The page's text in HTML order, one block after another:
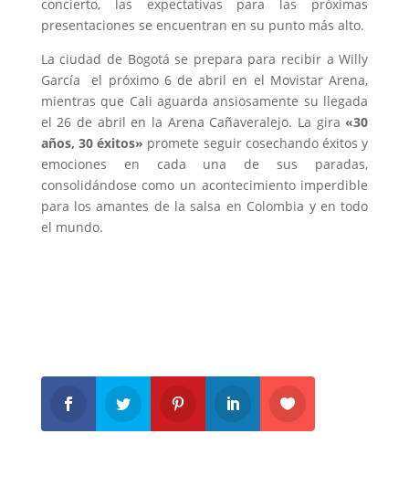
concierto, las expectativas para las próximas
presentaciones se encuentran en su punto más alto.
La ciudad de Bogotá se prepara para recibir a Willy
García el próximo 6 de abril en el Movistar Arena,
mientras que Cali aguarda ansiosamente su llegada
el 26 de abril en la Arena Cañaveralejo. La gira «30
años, 30 éxitos» promete seguir cosechando éxitos y
emociones en cada una de sus paradas,
consolidándose como un acontecimiento imperdible
para los amantes de la salsa en Colombia y en todo
el mundo.